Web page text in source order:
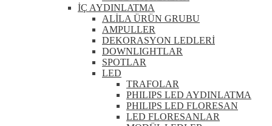
İÇ AYDINLATMA
ALİLA ÜRÜN GRUBU
AMPULLER
DEKORASYON LEDLERİ
DOWNLIGHTLAR
SPOTLAR
LED
TRAFOLAR
PHILIPS LED AYDINLATMA
PHILIPS LED FLORESAN
LED FLORESANLAR